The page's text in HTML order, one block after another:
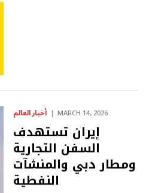
أخبار العالم MARCH 14, 2026
إيران تستهدف
السفن التجارية
ومطار دبي والمنشآت
النفطية